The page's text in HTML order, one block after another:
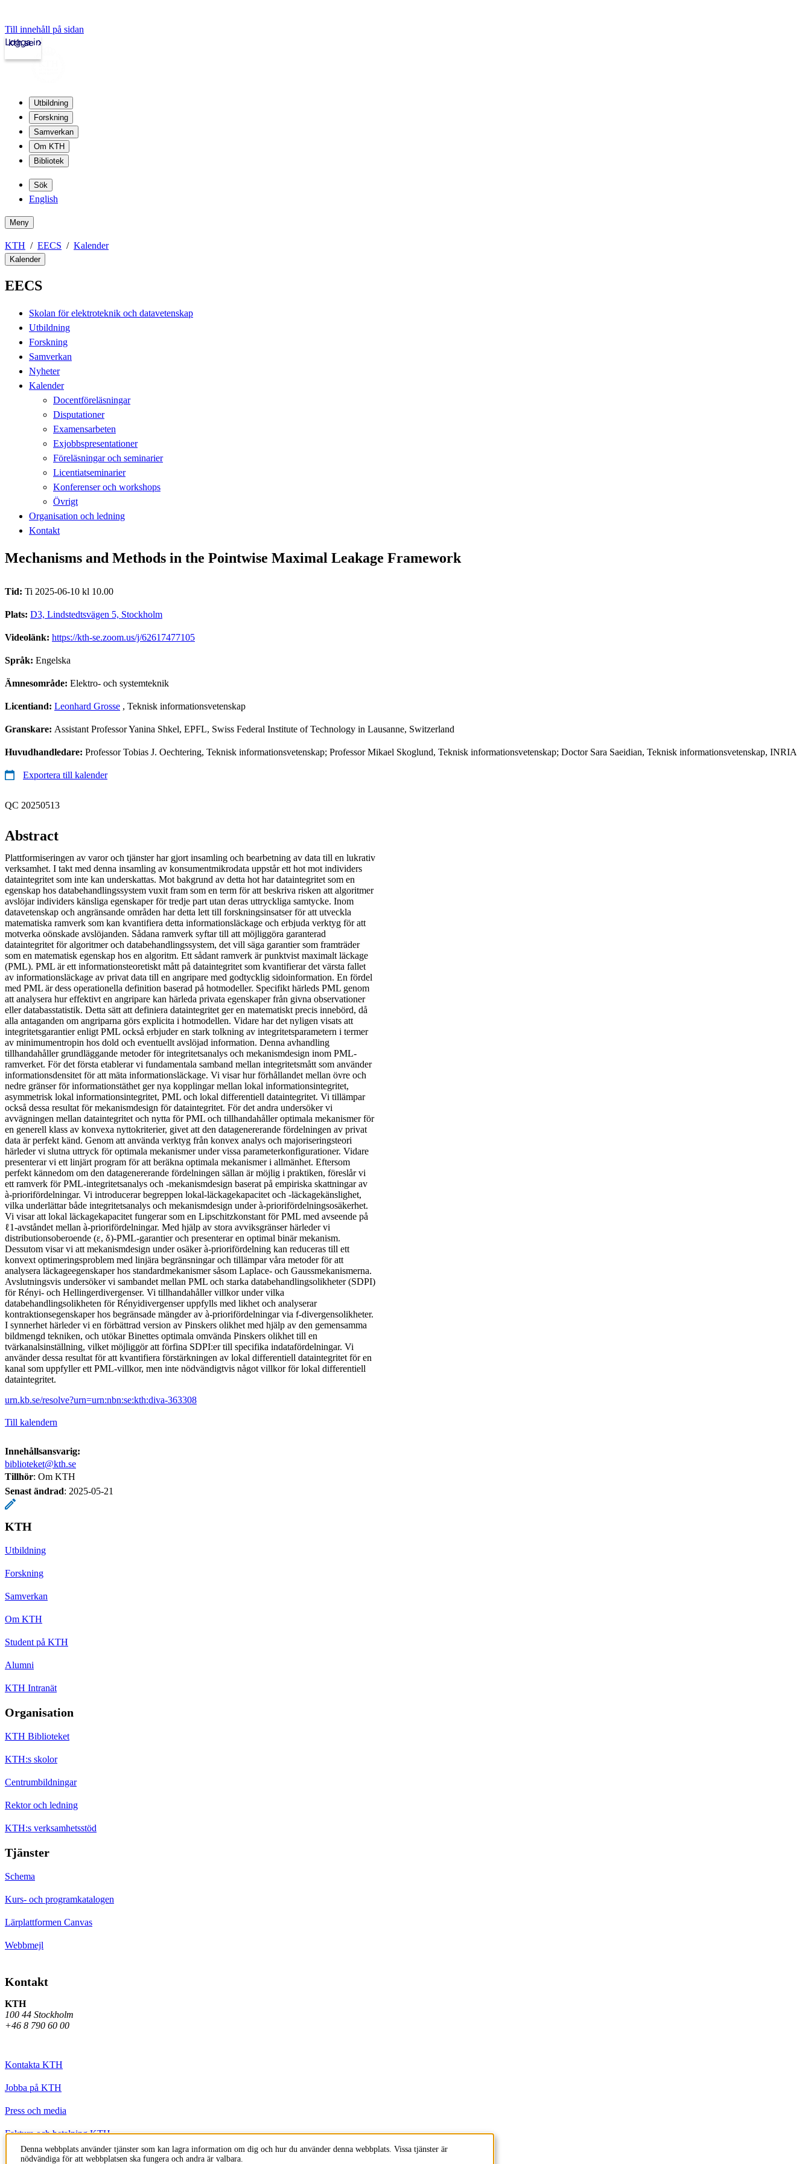
Till innehåll på sidan
kth.se
Logga in
Utbildning
Forskning
Samverkan
Om KTH
Bibliotek
Sök
English
Meny
KTH EECS Kalender
Kalender
EECS
Skolan för elektroteknik och datavetenskap
Utbildning
Forskning
Samverkan
Nyheter
Kalender
Docentföreläsningar
Disputationer
Examensarbeten
Exjobbspresentationer
Föreläsningar och seminarier
Licentiatseminarier
Konferenser och workshops
Övrigt
Organisation och ledning
Kontakt
Mechanisms and Methods in the Pointwise Maximal Leakage Framework
Tid: Ti 2025-06-10 kl 10.00
Plats: D3, Lindstedtsvägen 5, Stockholm
Videolänk: https://kth-se.zoom.us/j/62617477105
Språk: Engelska
Ämnesområde: Elektro- och systemteknik
Licentiand: Leonhard Grosse , Teknisk informationsvetenskap
Granskare: Assistant Professor Yanina Shkel, EPFL, Swiss Federal Institute of Technology in Lausanne, Switzerland
Huvudhandledare: Professor Tobias J. Oechtering, Teknisk informationsvetenskap; Professor Mikael Skoglund, Teknisk informationsvetenskap; Doctor Sara Saeidian, Teknisk informationsvetenskap, INRIA
Exportera till kalender
QC 20250513
Abstract
Plattformiseringen av varor och tjänster har gjort insamling och bearbetning av data till en lukrativ
verksamhet. I takt med denna insamling av konsumentmikrodata uppstår ett hot mot individers
dataintegritet som inte kan underskattas. Mot bakgrund av detta hot har dataintegritet som en
egenskap hos databehandlingssystem vuxit fram som en term för att beskriva risken att algoritmer
avslöjar individers känsliga egenskaper för tredje part utan deras uttryckliga samtycke. Inom
datavetenskap och angränsande områden har detta lett till forskningsinsatser för att utveckla
matematiska ramverk som kan kvantifiera detta informationsläckage och erbjuda verktyg för att
motverka oönskade avslöjanden. Sådana ramverk syftar till att möjliggöra garanterad
dataintegritet för algoritmer och databehandlingssystem, det vill säga garantier som framträder
som en matematisk egenskap hos en algoritm. Ett sådant ramverk är punktvist maximalt läckage
(PML). PML är ett informationsteoretiskt mått på dataintegritet som kvantifierar det värsta fallet
av informationsläckage av privat data till en angripare med godtycklig sidoinformation. En fördel
med PML är dess operationella definition baserad på hotmodeller. Specifikt härleds PML genom
att analysera hur effektivt en angripare kan härleda privata egenskaper från givna observationer
eller databasstatistik. Detta sätt att definiera dataintegritet ger en matematiskt precis innebörd, då
alla antaganden om angriparna görs explicita i hotmodellen. Vidare har det nyligen visats att
integritetsgarantier enligt PML också erbjuder en stark tolkning av integritetsparametern i termer
av minimumentropin hos dold och eventuellt avslöjad information. Denna avhandling
tillhandahåller grundläggande metoder för integritetsanalys och mekanismdesign inom PML-
ramverket. För det första etablerar vi fundamentala samband mellan integritetsmått som använder
informationsdensitet för att mäta informationsläckage. Vi visar hur förhållandet mellan övre och
nedre gränser för informationstäthet ger nya kopplingar mellan lokal informationsintegritet,
asymmetrisk lokal informationsintegritet, PML och lokal differentiell dataintegritet. Vi tillämpar
också dessa resultat för mekanismdesign för dataintegritet. För det andra undersöker vi
avvägningen mellan dataintegritet och nytta för PML och tillhandahåller optimala mekanismer för
en generell klass av konvexa nyttokriterier, givet att den datagenererande fördelningen av privat
data är perfekt känd. Genom att använda verktyg från konvex analys och majoriseringsteori
härleder vi slutna uttryck för optimala mekanismer under vissa parameterkonfigurationer. Vidare
presenterar vi ett linjärt program för att beräkna optimala mekanismer i allmänhet. Eftersom
perfekt kännedom om den datagenererande fördelningen sällan är möjlig i praktiken, föreslår vi
ett ramverk för PML-integritetsanalys och -mekanismdesign baserat på empiriska skattningar av
à-priorifördelningar. Vi introducerar begreppen lokal-läckagekapacitet och -läckagekänslighet,
vilka underlättar både integritetsanalys och mekanismdesign under à-priorifördelningsosäkerhet.
Vi visar att lokal läckagekapacitet fungerar som en Lipschitzkonstant för PML med avseende på
ℓ1-avståndet mellan à-priorifördelningar. Med hjälp av stora avviksgränser härleder vi
distributionsoberoende (ε, δ)-PML-garantier och presenterar en optimal binär mekanism.
Dessutom visar vi att mekanismdesign under osäker à-priorifördelning kan reduceras till ett
konvext optimeringsproblem med linjära begränsningar och tillämpar våra metoder för att
analysera läckageegenskaper hos standardmekanismer såsom Laplace- och Gaussmekanismerna.
Avslutningsvis undersöker vi sambandet mellan PML och starka databehandlingsolikheter (SDPI)
för Rényi- och Hellingerdivergenser. Vi tillhandahåller villkor under vilka
databehandlingsolikheten för Rényidivergenser uppfylls med likhet och analyserar
kontraktionsegenskaper hos begränsade mängder av à-priorifördelningar via f-divergensolikheter.
I synnerhet härleder vi en förbättrad version av Pinskers olikhet med hjälp av den gemensamma
bildmengd tekniken, och utökar Binettes optimala omvända Pinskers olikhet till en
tvärkanalsinställning, vilket möjliggör att förfina SDPI:er till specifika indatafördelningar. Vi
använder dessa resultat för att kvantifiera förstärkningen av lokal differentiell dataintegritet för en
kanal som uppfyller ett PML-villkor, men inte nödvändigtvis något villkor för lokal differentiell
dataintegritet.
urn.kb.se/resolve?urn=urn:nbn:se:kth:diva-363308
Till kalendern
Innehållsansvarig:
biblioteket@kth.se
Tillhör: Om KTH
Senast ändrad: 2025-05-21
KTH
Utbildning
Forskning
Samverkan
Om KTH
Student på KTH
Alumni
KTH Intranät
Organisation
KTH Biblioteket
KTH:s skolor
Centrumbildningar
Rektor och ledning
KTH:s verksamhetsstöd
Tjänster
Schema
Kurs- och programkatalogen
Lärplattformen Canvas
Webbmejl
Kontakt
KTH
100 44 Stockholm
+46 8 790 60 00
Kontakta KTH
Jobba på KTH
Press och media
Faktura och betalning KTH
Om KTH:s webbplatser
Denna webbplats använder tjänster som kan lagra information om dig och hur du använder denna webbplats. Vissa tjänster är
nödvändiga för att webbplatsen ska fungera och andra är valbara.